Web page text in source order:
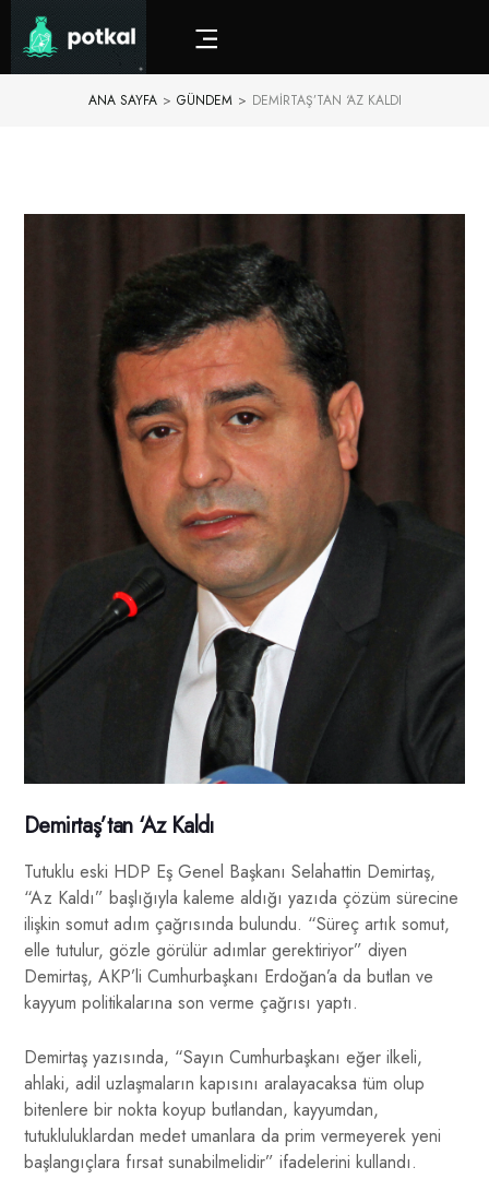
ANA SAYFA > GÜNDEM > DEMIRTAŞ’TAN ‘AZ KALDI
Demirtaş’tan ‘Az Kaldı
Tutuklu eski HDP Eş Genel Başkanı Selahattin Demirtaş,
“Az Kaldı” başlığıyla kaleme aldığı yazıda çözüm sürecine
ilişkin somut adım çağrısında bulundu. “Süreç artık somut,
elle tutulur, gözle görülür adımlar gerektiriyor” diyen
Demirtaş, AKP’li Cumhurbaşkanı Erdoğan’a da butlan ve
kayyum politikalarına son verme çağrısı yaptı.
Demirtaş yazısında, “Sayın Cumhurbaşkanı eğer ilkeli,
ahlaki, adil uzlaşmaların kapısını aralayacaksa tüm olup
bitenlere bir nokta koyup butlandan, kayyumdan,
tutukluluklardan medet umanlara da prim vermeyerek yeni
başlangıçlara fırsat sunabilmelidir” ifadelerini kullandı.